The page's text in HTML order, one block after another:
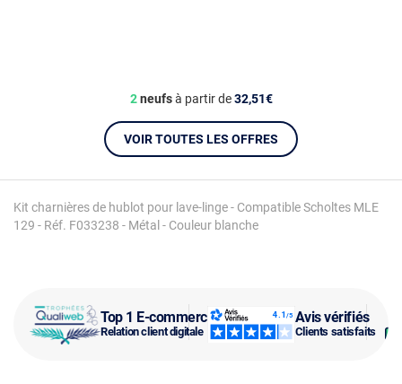
Top 1 E-commerce
Relation client digitale
Avis vérifiés
Clients satisfaits
Kit charnières de hublot pour lave-linge - Compatible Scholtes MLE
129 - Réf. F033238 - Métal - Couleur blanche
2neufsà partir de32,51€
VOIR TOUTES LES OFFRES